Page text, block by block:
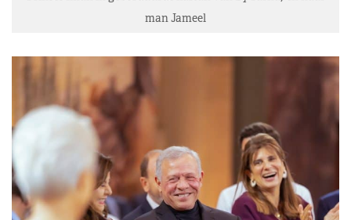
man Jameel